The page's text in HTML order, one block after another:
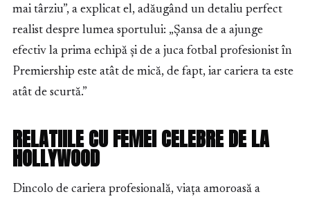
mai târziu”, a explicat el, adăugând un detaliu perfect
realist despre lumea sportului: „Șansa de a ajunge
efectiv la prima echipă și de a juca fotbal profesionist în
Premiership este atât de mică, de fapt, iar cariera ta este
atât de scurtă.”
RELATIILE CU FEMEI CELEBRE DE LA
HOLLYWOOD
Dincolo de cariera profesională, viața amoroasă a